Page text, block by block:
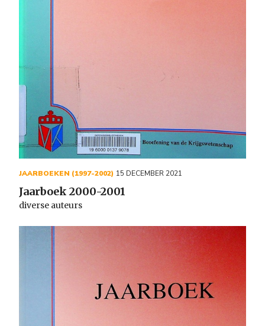
JAARBOEKEN (1997-2002) 15 DECEMBER 2021
Jaarboek 2000-2001
diverse auteurs